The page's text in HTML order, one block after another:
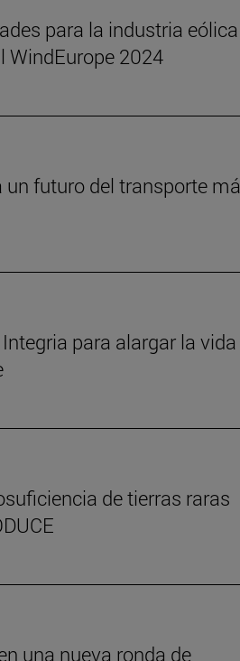
para la industria eólica
WindEurope 2024
un futuro del transporte
para alargar la
de tierras raras
una nueva ronda de